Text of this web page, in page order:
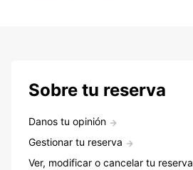
Sobre tu reserva
Danos tu opinión
Gestionar tu reserva
Ver, modificar o cancelar tu reserva